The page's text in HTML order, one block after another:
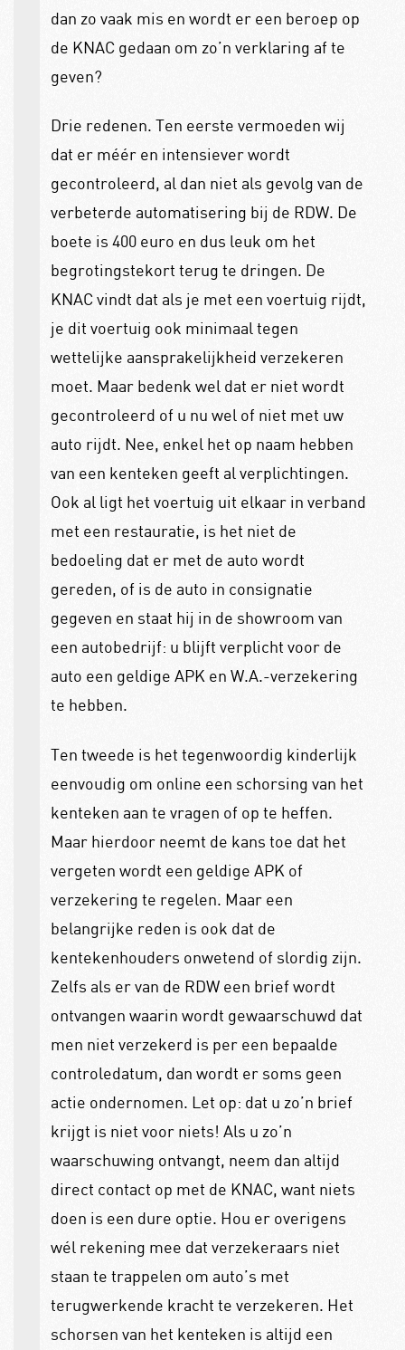
dan zo vaak mis en wordt er een beroep op
de KNAC gedaan om zo’n verklaring af te
geven?
Drie redenen. Ten eerste vermoeden wij
dat er méér en intensiever wordt
gecontroleerd, al dan niet als gevolg van de
verbeterde automatisering bij de RDW. De
boete is 400 euro en dus leuk om het
begrotingstekort terug te dringen. De
KNAC vindt dat als je met een voertuig rijdt,
je dit voertuig ook minimaal tegen
wettelijke aansprakelijkheid verzekeren
moet. Maar bedenk wel dat er niet wordt
gecontroleerd of u nu wel of niet met uw
auto rijdt. Nee, enkel het op naam hebben
van een kenteken geeft al verplichtingen.
Ook al ligt het voertuig uit elkaar in verband
met een restauratie, is het niet de
bedoeling dat er met de auto wordt
gereden, of is de auto in consignatie
gegeven en staat hij in de showroom van
een autobedrijf: u blijft verplicht voor de
auto een geldige APK en W.A.-verzekering
te hebben.
Ten tweede is het tegenwoordig kinderlijk
eenvoudig om online een schorsing van het
kenteken aan te vragen of op te heffen.
Maar hierdoor neemt de kans toe dat het
vergeten wordt een geldige APK of
verzekering te regelen. Maar een
belangrijke reden is ook dat de
kentekenhouders onwetend of slordig zijn.
Zelfs als er van de RDW een brief wordt
ontvangen waarin wordt gewaarschuwd dat
men niet verzekerd is per een bepaalde
controledatum, dan wordt er soms geen
actie ondernomen. Let op: dat u zo’n brief
krijgt is niet voor niets! Als u zo’n
waarschuwing ontvangt, neem dan altijd
direct contact op met de KNAC, want niets
doen is een dure optie. Hou er overigens
wél rekening mee dat verzekeraars niet
staan te trappelen om auto’s met
terugwerkende kracht te verzekeren. Het
schorsen van het kenteken is altijd een